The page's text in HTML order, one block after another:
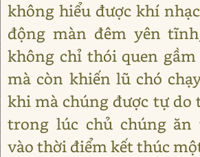
không hiểu được khí
động màn đêm yên
không chỉ thói quen
mà còn khiến lũ chó
khi mà chúng được tự do
trong lúc chủ chúng
vào thời điểm kết thúc